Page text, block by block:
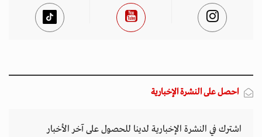
احصل على النشرة الإخبارية
اشترك في النشرة الإخبارية لدينا للحصول على آخر الأخبار